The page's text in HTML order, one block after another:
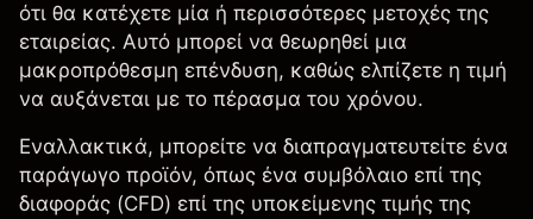
ότι θα κατέχετε μία ή περισσότερες μετοχές της
εταιρείας. Αυτό μπορεί να θεωρηθεί μια
μακροπρόθεσμη επένδυση, καθώς ελπίζετε η τιμή
να αυξάνεται με το πέρασμα του χρόνου.
Εναλλακτικά, μπορείτε να διαπραγματευτείτε ένα
παράγωγο προϊόν, όπως ένα συμβόλαιο επί της
διαφοράς (CFD) επί της υποκείμενης τιμής της